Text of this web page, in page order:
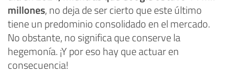
millones, no deja de ser cierto que este último
tiene un predominio consolidado en el mercado.
No obstante, no significa que conserve la
hegemonía. ¡Y por eso hay que actuar en
consecuencia!